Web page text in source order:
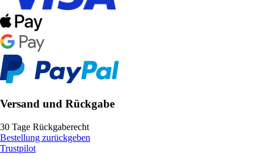
Versand und Rückgabe
30 Tage Rückgaberecht
Bestellung zurückgeben
Trustpilot